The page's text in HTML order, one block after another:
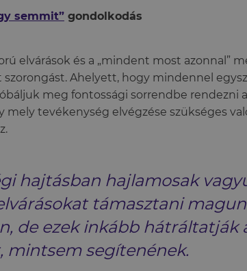
semmit”gondolkodás
elvárások és a „mindent most azonnal”
Ahelyett, hogy mindennel
meg fontossági sorrendbe rendezni
mely tevékenység elvégzése szükséges
hajtásban hajlamosak
támasztani
de ezek inkább hátráltatják
mintsem segítenének.